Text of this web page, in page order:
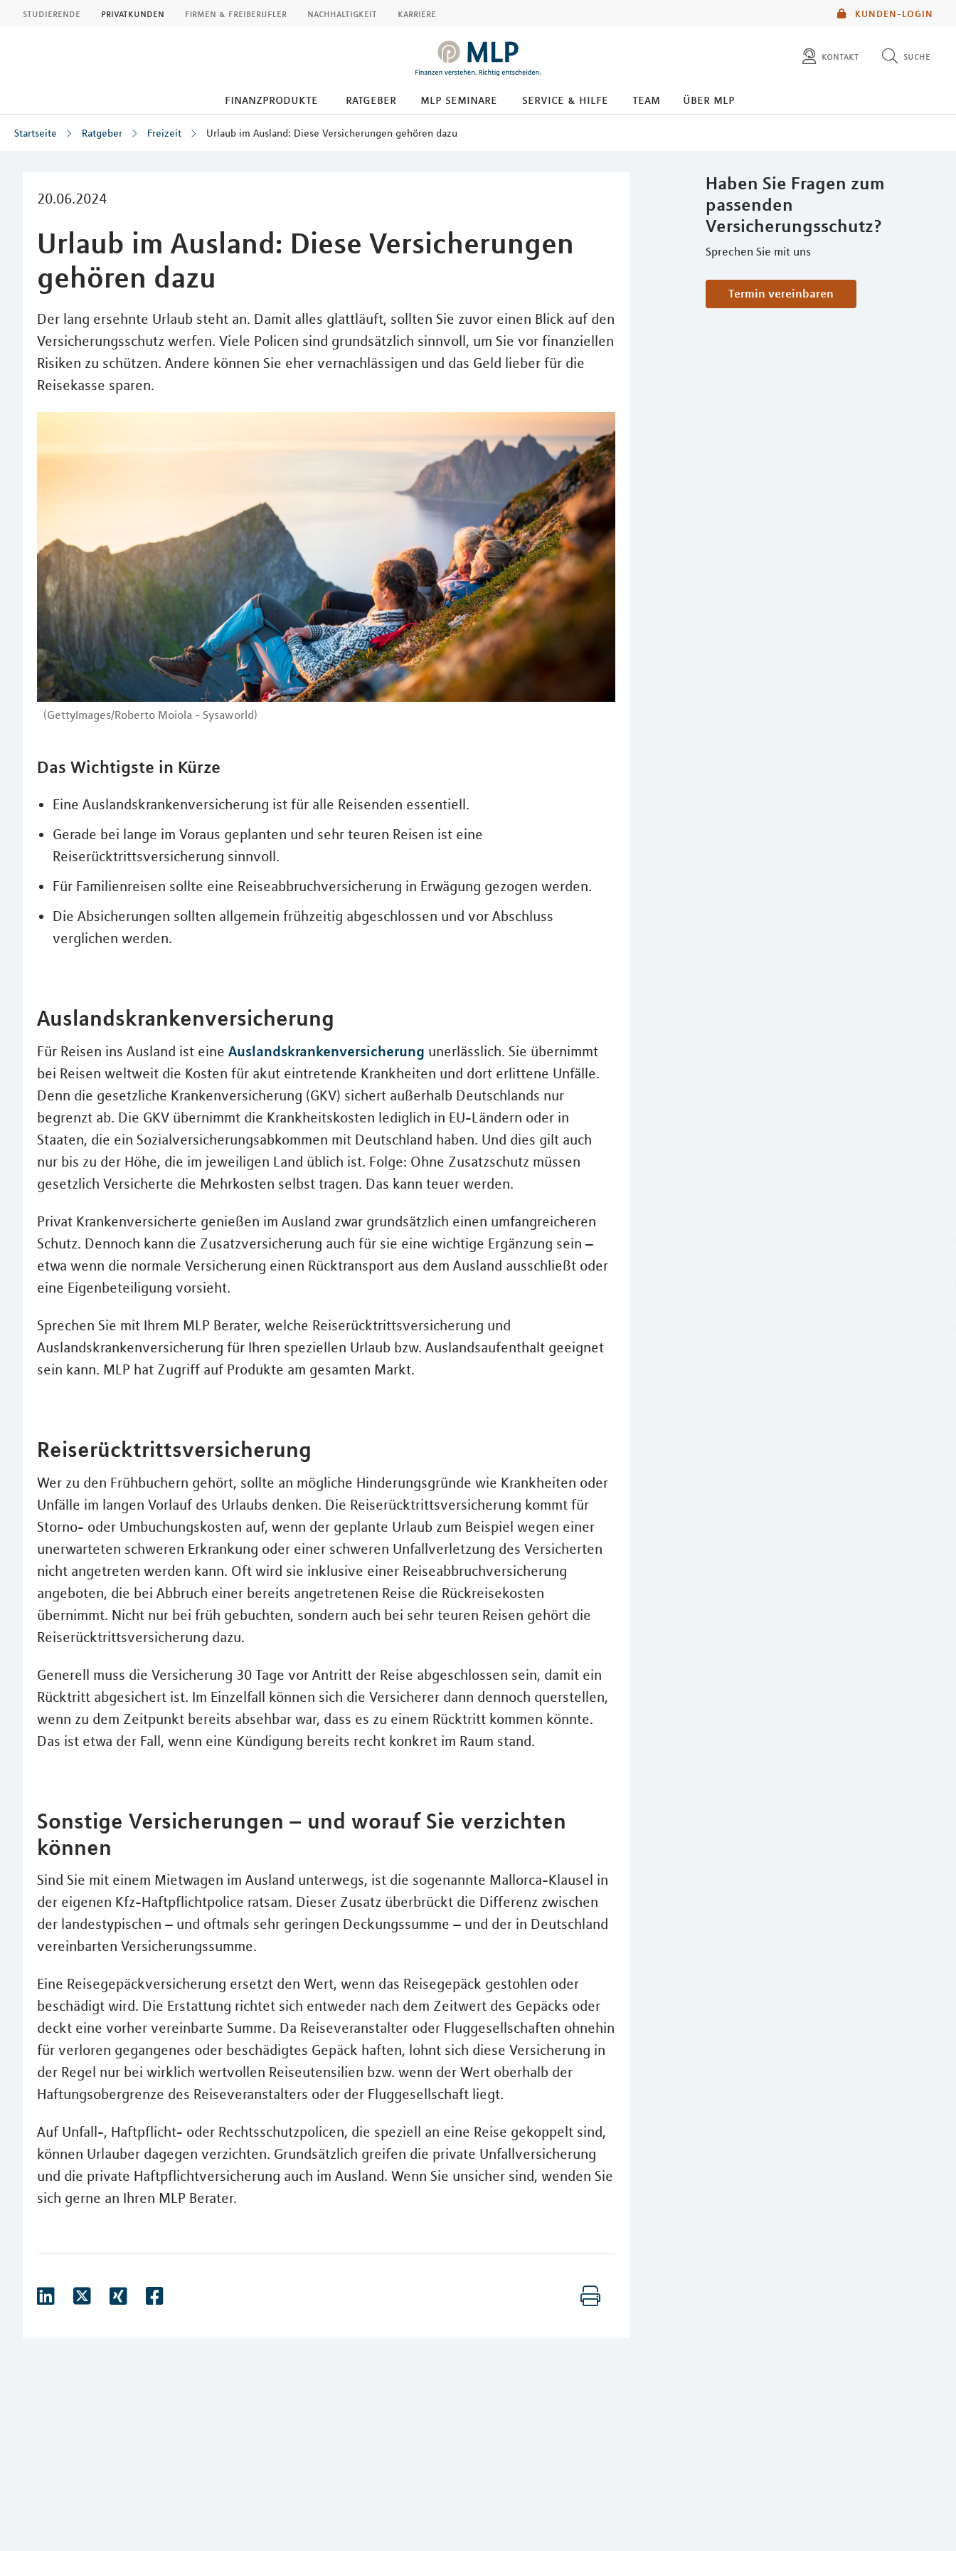
KUNDEN-LOGIN
studierende privatkunden firmen & freiberufler nachhaltigkeit karriere
kontakt suche
finanzprodukte ratgeber mlp seminare service & hilfe team über mlp
Startseite Ratgeber Freizeit Urlaub im Ausland: Diese Versicherungen gehören dazu
20.06.2024
Urlaub im Ausland: Diese Versicherungen
gehören dazu
Der lang ersehnte Urlaub steht an. Damit alles glattläuft, sollten Sie zuvor einen Blick auf den
Versicherungsschutz werfen. Viele Policen sind grundsätzlich sinnvoll, um Sie vor finanziellen
Risiken zu schützen. Andere können Sie eher vernachlässigen und das Geld lieber für die
Reisekasse sparen.
(GettyImages/Roberto Moiola - Sysaworld)
Haben Sie Fragen zum
passenden
Versicherungsschutz?
Sprechen Sie mit uns
Termin vereinbaren
Das Wichtigste in Kürze
Eine Auslandskrankenversicherung ist für alle Reisenden essentiell.
Gerade bei lange im Voraus geplanten und sehr teuren Reisen ist eine
Reiserücktrittsversicherung sinnvoll.
Für Familienreisen sollte eine Reiseabbruchversicherung in Erwägung gezogen werden.
Die Absicherungen sollten allgemein frühzeitig abgeschlossen und vor Abschluss
verglichen werden.
Auslandskrankenversicherung
Für Reisen ins Ausland ist eine Auslandskrankenversicherung unerlässlich. Sie übernimmt
bei Reisen weltweit die Kosten für akut eintretende Krankheiten und dort erlittene Unfälle.
Denn die gesetzliche Krankenversicherung (GKV) sichert außerhalb Deutschlands nur
begrenzt ab. Die GKV übernimmt die Krankheitskosten lediglich in EU-Ländern oder in
Staaten, die ein Sozialversicherungsabkommen mit Deutschland haben. Und dies gilt auch
nur bis zu der Höhe, die im jeweiligen Land üblich ist. Folge: Ohne Zusatzschutz müssen
gesetzlich Versicherte die Mehrkosten selbst tragen. Das kann teuer werden.
Privat Krankenversicherte genießen im Ausland zwar grundsätzlich einen umfangreicheren
Schutz. Dennoch kann die Zusatzversicherung auch für sie eine wichtige Ergänzung sein –
etwa wenn die normale Versicherung einen Rücktransport aus dem Ausland ausschließt oder
eine Eigenbeteiligung vorsieht.
Sprechen Sie mit Ihrem MLP Berater, welche Reiserücktrittsversicherung und
Auslandskrankenversicherung für Ihren speziellen Urlaub bzw. Auslandsaufenthalt geeignet
sein kann. MLP hat Zugriff auf Produkte am gesamten Markt.
Reiserücktrittsversicherung
Wer zu den Frühbuchern gehört, sollte an mögliche Hinderungsgründe wie Krankheiten oder
Unfälle im langen Vorlauf des Urlaubs denken. Die Reiserücktrittsversicherung kommt für
Storno- oder Umbuchungskosten auf, wenn der geplante Urlaub zum Beispiel wegen einer
unerwarteten schweren Erkrankung oder einer schweren Unfallverletzung des Versicherten
nicht angetreten werden kann. Oft wird sie inklusive einer Reiseabbruchversicherung
angeboten, die bei Abbruch einer bereits angetretenen Reise die Rückreisekosten
übernimmt. Nicht nur bei früh gebuchten, sondern auch bei sehr teuren Reisen gehört die
Reiserücktrittsversicherung dazu.
Generell muss die Versicherung 30 Tage vor Antritt der Reise abgeschlossen sein, damit ein
Rücktritt abgesichert ist. Im Einzelfall können sich die Versicherer dann dennoch querstellen,
wenn zu dem Zeitpunkt bereits absehbar war, dass es zu einem Rücktritt kommen könnte.
Das ist etwa der Fall, wenn eine Kündigung bereits recht konkret im Raum stand.
Sonstige Versicherungen – und worauf Sie verzichten
können
Sind Sie mit einem Mietwagen im Ausland unterwegs, ist die sogenannte Mallorca-Klausel in
der eigenen Kfz-Haftpflichtpolice ratsam. Dieser Zusatz überbrückt die Differenz zwischen
der landestypischen – und oftmals sehr geringen Deckungssumme – und der in Deutschland
vereinbarten Versicherungssumme.
Eine Reisegepäckversicherung ersetzt den Wert, wenn das Reisegepäck gestohlen oder
beschädigt wird. Die Erstattung richtet sich entweder nach dem Zeitwert des Gepäcks oder
deckt eine vorher vereinbarte Summe. Da Reiseveranstalter oder Fluggesellschaften ohnehin
für verloren gegangenes oder beschädigtes Gepäck haften, lohnt sich diese Versicherung in
der Regel nur bei wirklich wertvollen Reiseutensilien bzw. wenn der Wert oberhalb der
Haftungsobergrenze des Reiseveranstalters oder der Fluggesellschaft liegt.
Auf Unfall-, Haftpflicht- oder Rechtsschutzpolicen, die speziell an eine Reise gekoppelt sind,
können Urlauber dagegen verzichten. Grundsätzlich greifen die private Unfallversicherung
und die private Haftpflichtversicherung auch im Ausland. Wenn Sie unsicher sind, wenden Sie
sich gerne an Ihren MLP Berater.